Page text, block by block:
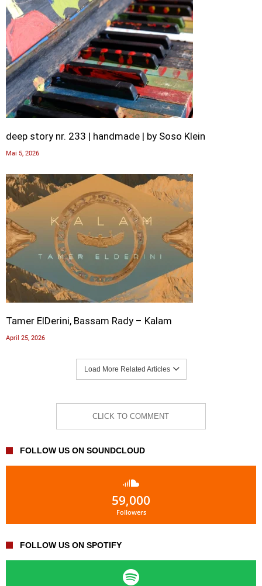
deep story nr. 233 | handmade | by Soso Klein
Mai 5, 2026
Tamer ElDerini, Bassam Rady – Kalam
April 25, 2026
Load More Related Articles
CLICK TO COMMENT
FOLLOW US ON SOUNDCLOUD
59,000
Followers
FOLLOW US ON SPOTIFY